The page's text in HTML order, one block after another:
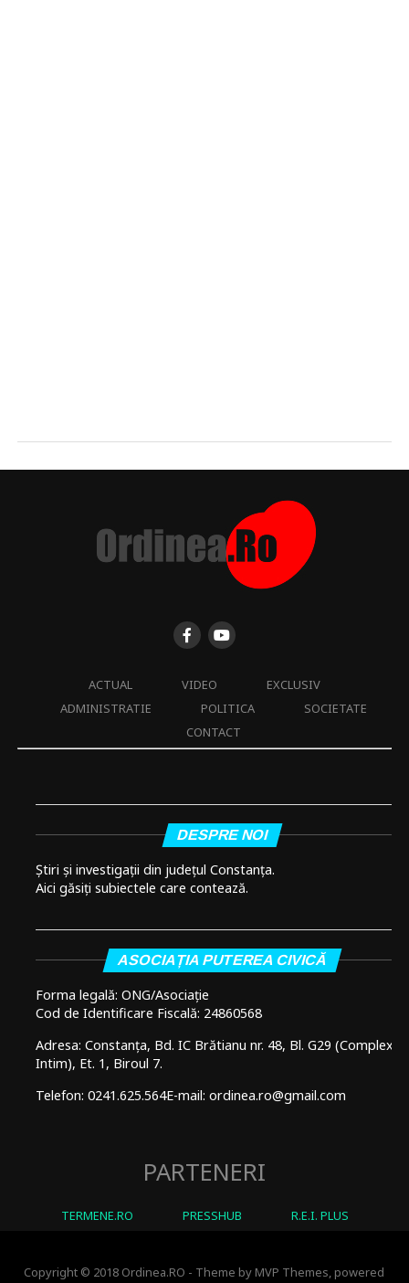
ACTUAL VIDEO
EXCLUSIV
ADMINISTRATIE
POLITICA
SOCIETATE
CONTACT
DESPRE NOI
Știri și investigații din județul Constanța.
Aici găsiți subiectele care contează.
ASOCIAȚIA PUTEREA CIVICĂ
Forma legală: ONG/Asociație
Cod de Identificare Fiscală: 24860568
Adresa: Constanța, Bd. IC Brătianu nr. 48, Bl. G29 (Complex
Intim), Et. 1, Biroul 7.
Telefon: 0241.625.564E-mail: ordinea.ro@gmail.com
PARTENERI
TERMENE.RO PRESSHUB R.E.I. PLUS
Copyright © 2018 Ordinea.RO - Theme by MVP Themes, powered